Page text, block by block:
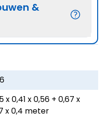
&
x 0,41 x 0,56 + 0,67 x
x 0,4 meter